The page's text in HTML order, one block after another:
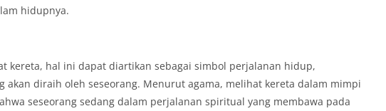
hidupnya.
kereta, hal ini dapat diartikan sebagai simbol perjalanan hidup,
akan diraih oleh seseorang. Menurut agama, melihat kereta dalam mimpi
seseorang sedang dalam perjalanan spiritual yang membawa pada